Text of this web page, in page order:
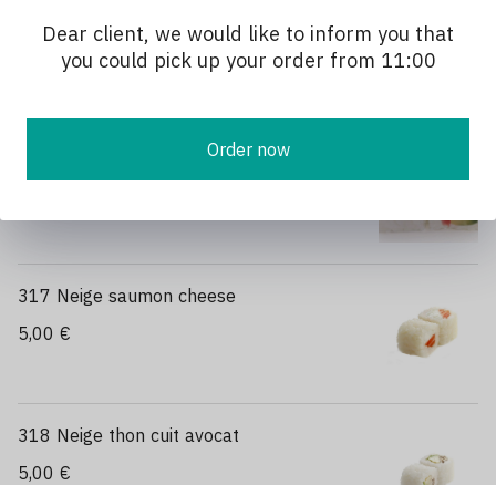
Dear client, we would like to inform you that
you could pick up your order from 11:00
Order now
5,00 €
317 Neige saumon cheese
5,00 €
318 Neige thon cuit avocat
5,00 €